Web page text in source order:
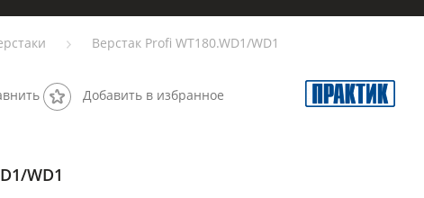
Верстак Profi WT180.WD1/WD1
Добавить в избранное
WD1